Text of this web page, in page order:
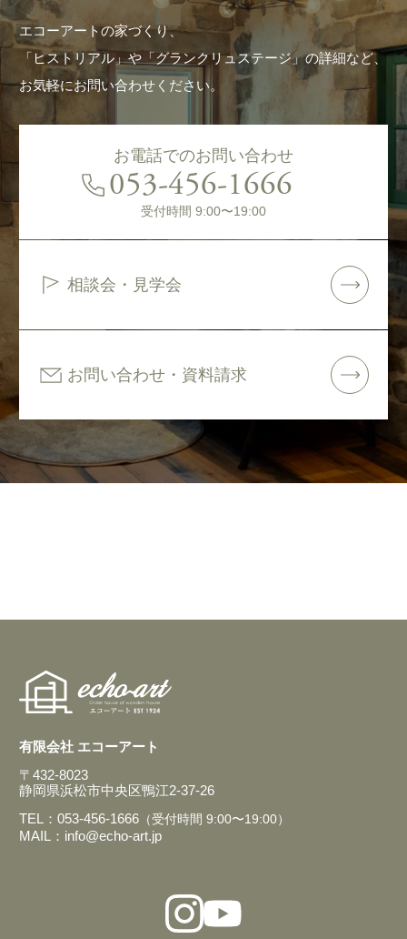
エコーアートの家づくり、
「ヒストリアル」や「グランクリュステージ」の詳細など、
お気軽にお問い合わせください。
お電話でのお問い合わせ
053-456-1666
受付時間 9:00〜19:00
相談会・見学会
お問い合わせ・資料請求
有限会社 エコーアート
〒432-8023
静岡県浜松市中央区鴨江2-37-26
TEL：053-456-1666 （受付時間 9:00〜19:00）
MAIL：info@echo-art.jp